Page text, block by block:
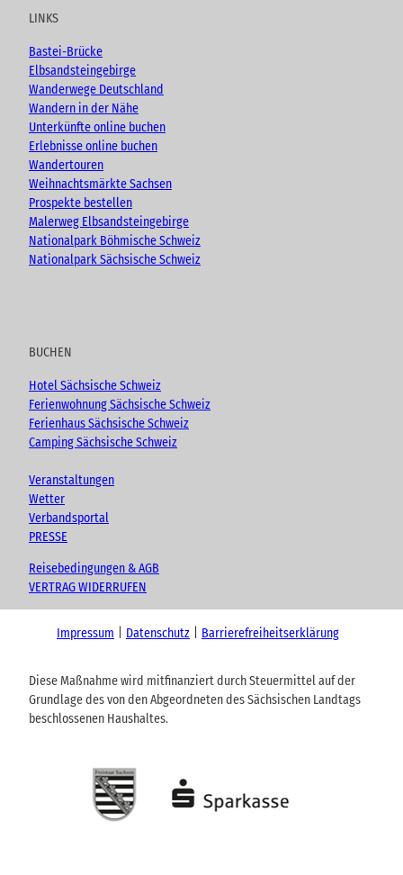
e
o
k
r
a
m
LINKS
Bastei-Brücke
Elbsandsteingebirge
Wanderwege Deutschland
Wandern in der Nähe
Unterkünfte online buchen
Erlebnisse online buchen
Wandertouren
Weihnachtsmärkte Sachsen
Prospekte bestellen
Malerweg Elbsandsteingebirge
Nationalpark Böhmische Schweiz
Nationalpark Sächsische Schweiz
BUCHEN
Hotel Sächsische Schweiz
Ferienwohnung Sächsische Schweiz
Ferienhaus Sächsische Schweiz
Camping Sächsische Schweiz
Veranstaltungen
Wetter
Verbandsportal
PRESSE
Reisebedingungen & AGB
VERTRAG WIDERRUFEN
Impressum Datenschutz Barrierefreiheitserklärung
Diese Maßnahme wird mitfinanziert durch Steuermittel auf der
Grundlage des von den Abgeordneten des Sächsischen Landtags
beschlossenen Haushaltes.